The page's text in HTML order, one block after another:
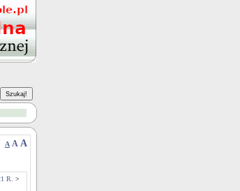
A A A
R.
>